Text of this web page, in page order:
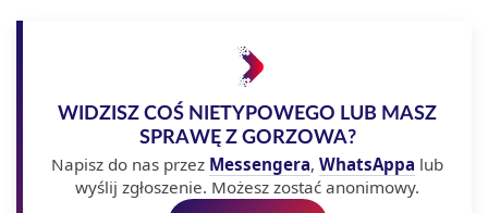
WIDZISZ COŚ NIETYPOWEGO LUB MASZ
SPRAWĘ Z GORZOWA?
Napisz do nas przez Messengera, WhatsAppa lub
wyślij zgłoszenie. Możesz zostać anonimowy.